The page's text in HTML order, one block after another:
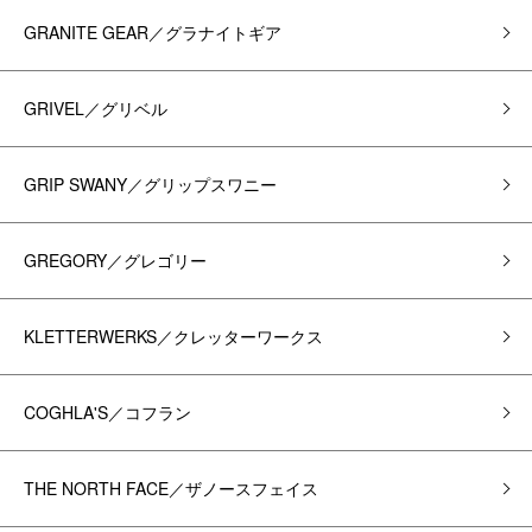
GRANITE GEAR／グラナイトギア
GRIVEL／グリベル
GRIP SWANY／グリップスワニー
GREGORY／グレゴリー
KLETTERWERKS／クレッターワークス
COGHLA'S／コフラン
THE NORTH FACE／ザノースフェイス